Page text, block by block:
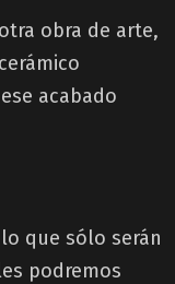
obra de arte,
acabado
que sólo serán
podremos